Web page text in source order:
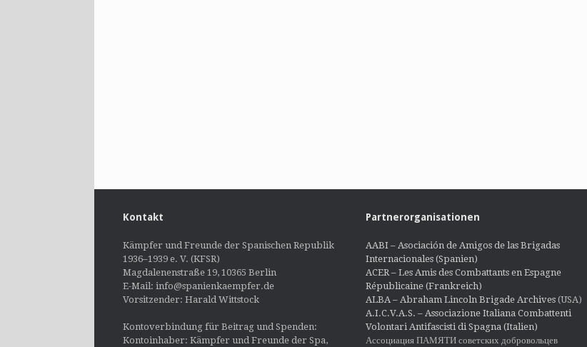
Kontakt
Kämpfer und Freunde der Spanischen Republik
1936–1939 e. V. (KFSR)
Magdalenenstraße 19, 10365 Berlin
E-Mail: info@spanienkaempfer.de
Vorsitzender: Harald Wittstock
Kontoverbindung für Beitrag und Spenden:
Kontoinhaber: Kämpfer und Freunde der Spa,
Partnerorganisationen
AABI – Asociación de Amigos de las Brigadas
Internacionales (Spanien)
ACER – Les Amis des Combattants en Espagne
Républicaine (Frankreich)
ALBA – Abraham Lincoln Brigade Archives(USA)
A.I.C.V.A.S. – Associazione Italiana Combattenti
Volontari Antifascisti di Spagna (Italien)
Ассоциация ПАМЯТИ советских добровольцев